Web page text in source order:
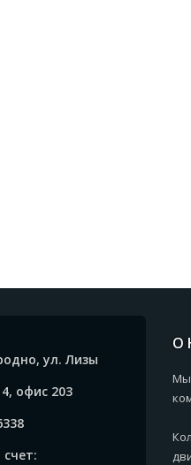
ул. Лизы
офис 203
О
Мы